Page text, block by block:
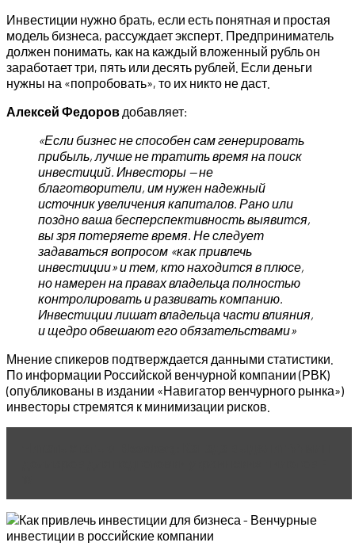
Инвестиции нужно брать, если есть понятная и простая
модель бизнеса, рассуждает эксперт. Предприниматель
должен понимать, как на каждый вложенный рубль он
заработает три, пять или десять рублей. Если деньги
нужны на «попробовать», то их никто не даст.
Алексей Федоров добавляет:
«Если бизнес не способен сам генерировать
прибыль, лучше не тратить время на поиск
инвестиций. Инвесторы — не
благотворители, им нужен надежный
источник увеличения капиталов. Рано или
поздно ваша бесперспективность выявится,
вы зря потеряете время. Не следует
задаваться вопросом «как привлечь
инвестиции» и тем, кто находится в плюсе,
но намерен на правах владельца полностью
контролировать и развивать компанию.
Инвестиции лишат владельца части влияния,
и щедро обвешают его обязательствами»
Мнение спикеров подтверждается данными статистики.
По информации Российской венчурной компании (РВК)
(опубликованы в издании «Навигатор венчурного рынка»)
инвесторы стремятся к минимизации рисков.